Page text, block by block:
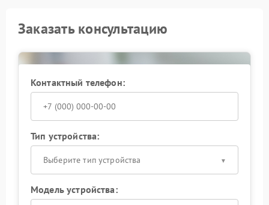
Заказать консультацию
Контактный телефон:
Тип устройства:
Выберите тип устройства
Модель устройства: